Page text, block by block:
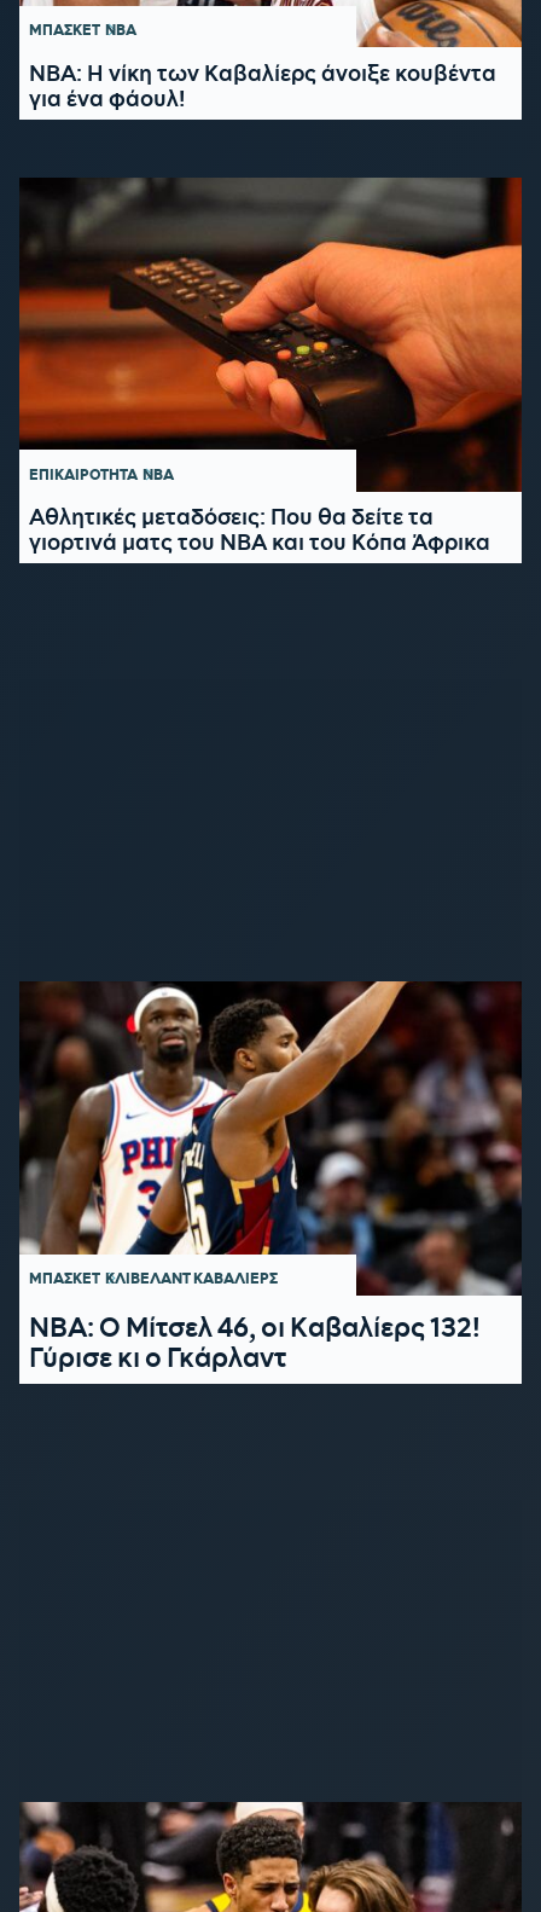
ΜΠΑΣΚΕΤ NBA
ΝΒΑ: Η νίκη των Καβαλίερς άνοιξε κουβέντα
για ένα φάουλ!
ΕΠΙΚΑΙΡΟΤΗΤΑ NBA
Αθλητικές μεταδόσεις: Που θα δείτε τα
γιορτινά ματς του NBA και του Κόπα Άφρικα
ΜΠΑΣΚΕΤ ΚΛΙΒΕΛΑΝΤ ΚΑΒΑΛΙΕΡΣ
NBA: Ο Μίτσελ 46, οι Καβαλίερς 132!
Γύρισε κι ο Γκάρλαντ